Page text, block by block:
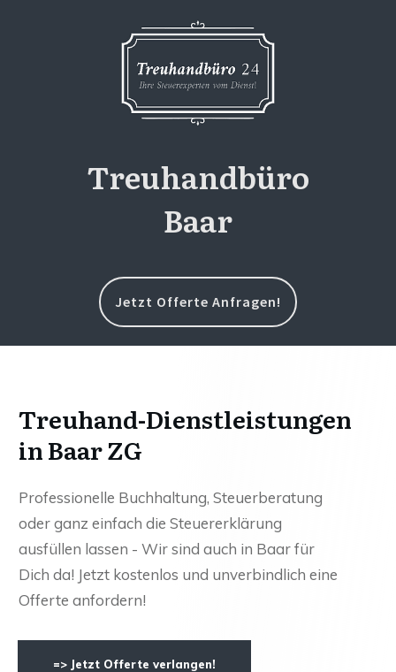
Treuhandbüro
Baar
Jetzt Offerte Anfragen!
Treuhand-Dienstleistungen
in Baar ZG
Professionelle Buchhaltung, Steuerberatung
oder ganz einfach die Steuererklärung
ausfüllen lassen - Wir sind auch in Baar für
Dich da! Jetzt kostenlos und unverbindlich eine
Offerte anfordern!
=> Jetzt Offerte verlangen!